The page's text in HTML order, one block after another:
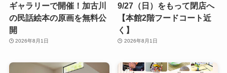
ギャラリーで開催！加古川
の民話絵本の原画を無料公
開
2026年8月1日
9/27（日）をもって閉店へ
【本館2階フードコート近
く】
2026年8月1日